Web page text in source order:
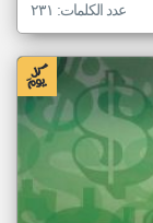
عدد الكلمات: ٢٣١